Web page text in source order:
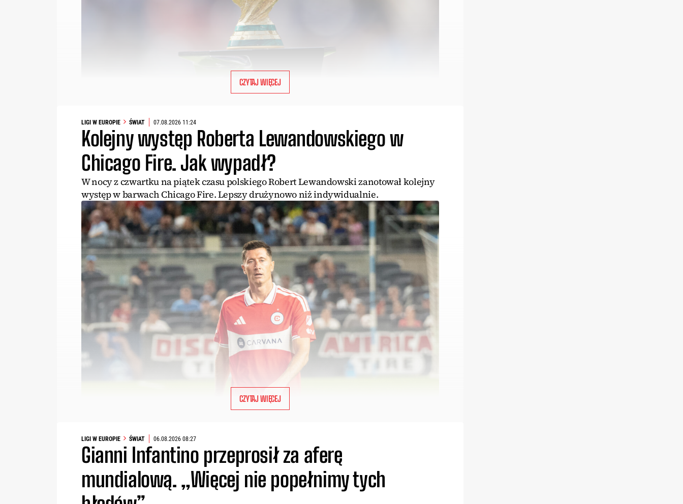
CZYTAJ WIĘCEJ
LIGI W EUROPIE ŚWIAT 07.08.2026 11:24
Kolejny występ Roberta Lewandowskiego w
Chicago Fire. Jak wypadł?
W nocy z czwartku na piątek czasu polskiego Robert Lewandowski zanotował kolejny
występ w barwach Chicago Fire. Lepszy drużynowo niż indywidualnie.
CZYTAJ WIĘCEJ
LIGI W EUROPIE ŚWIAT 06.08.2026 08:27
Gianni Infantino przeprosił za aferę
mundialową. „Więcej nie popełnimy tych